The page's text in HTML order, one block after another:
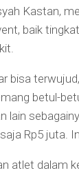
Kastan,
baik
bisa
betul-
lain
Rp5 juta.
atlet dalam